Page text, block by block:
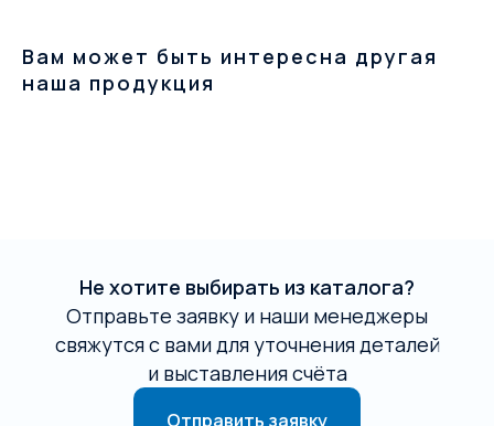
Вам может быть интересна другая
наша продукция
Не хотите выбирать из каталога?
Отправьте заявку и наши менеджеры
свяжутся с вами для уточнения деталей
и выставления счёта
Отправить заявку